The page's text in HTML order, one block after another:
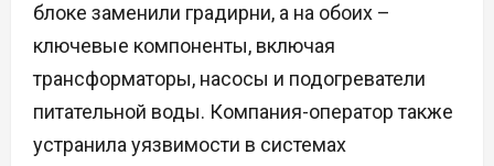
блоке заменили градирни, а на обоих –
ключевые компоненты, включая
трансформаторы, насосы и подогреватели
питательной воды. Компания-оператор также
устранила уязвимости в системах